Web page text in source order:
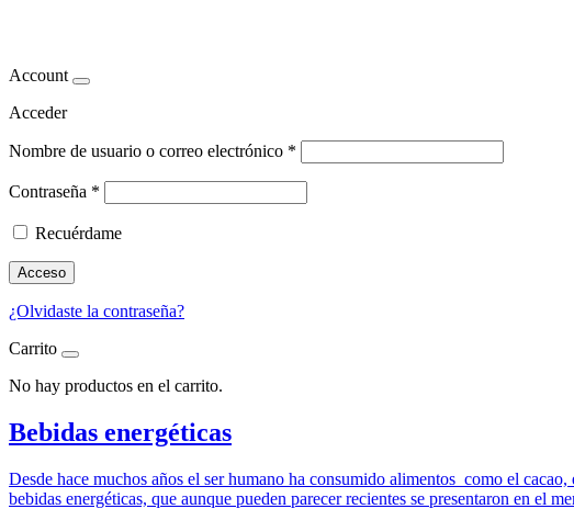
Account
Acceder
Nombre de usuario o correo electrónico *
Contraseña *
Recuérdame
Acceso
¿Olvidaste la contraseña?
Carrito
No hay productos en el carrito.
Bebidas energéticas
Desde hace muchos años el ser humano ha consumido alimentos como el
bebidas energéticas, que aunque pueden parecer recientes se presentaron en el